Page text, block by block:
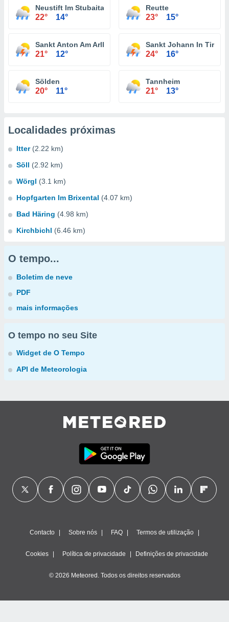
Neustift Im Stubaital
22° 14°
Reutte
23° 15°
Sankt Anton Am Arlberg
21° 12°
Sankt Johann In Tirol
24° 16°
Sölden
20° 11°
Tannheim
21° 13°
Localidades próximas
Itter (2.22 km)
Söll (2.92 km)
Wörgl (3.1 km)
Hopfgarten Im Brixental (4.07 km)
Bad Häring (4.98 km)
Kirchbichl (6.46 km)
O tempo...
Boletim de neve
PDF
mais informações
O tempo no seu Site
Widget de O Tempo
API de Meteorologia
Contacto Sobre nós FAQ Termos de utilização
Cookies Política de privacidade Definições de privacidade
© 2026 Meteored. Todos os direitos reservados